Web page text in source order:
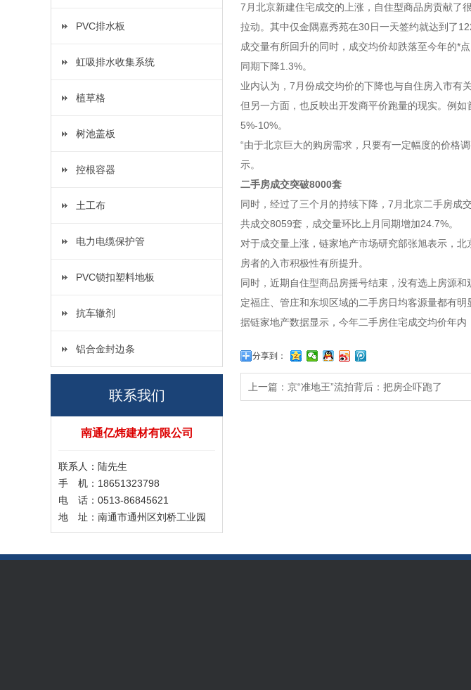
PVC排水板
虹吸排水收集系统
植草格
树池盖板
控根容器
土工布
电力电缆保护管
PVC锁扣塑料地板
抗车辙剂
铝合金封边条
联系我们
南通亿炜建材有限公司
联系人：陆先生
手 机：18651323798
电 话：0513-86845621
地 址：南通市通州区刘桥工业园
7月北京新建住宅成交的上涨，自住型商品房贡献了
拉动。其中仅金隅嘉秀苑在30日一天签约就达到了
成交量有所回升的同时，成交均价却跌落至今年的*
同期下降1.3%。
业内认为，7月份成交均价的下降也与自住房入市有
但另一方面，也反映出开发商平价跑量的现实。例
5%-10%。
“由于北京巨大的购房需求，只要有一定幅度的价格
示。
二手房成交突破8000套
同时，经过了三个月的持续下降，7月北京二手房成
共成交8059套，成交量环比上月同期增加24.7%。
对于成交量上涨，链家地产市场研究部张旭表示，
房者的入市积极性有所提升。
同时，近期自住型商品房摇号结束，没有选上房源
定福庄、管庄和东坝区域的二手房日均客源量都有
据链家地产数据显示，今年二手房住宅成交均价年
分享到：
上一篇： 京“准地王”流拍背后：把房企吓跑了